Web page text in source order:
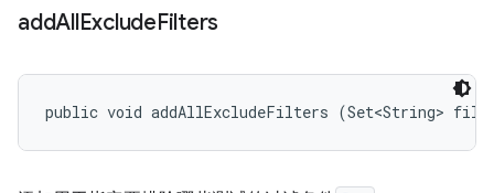
addAllExcludeFilters
public void addAllExcludeFilters (Set<String>